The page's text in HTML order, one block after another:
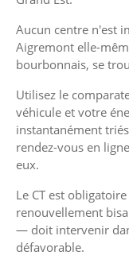
Aucun centre n'est
Aigremont elle-
bourbonnais, se
Utilisez le
véhicule et votre
instantanément
rendez-vous en
eux.
Le CT est
renouvellement
— doit intervenir
défavorable.